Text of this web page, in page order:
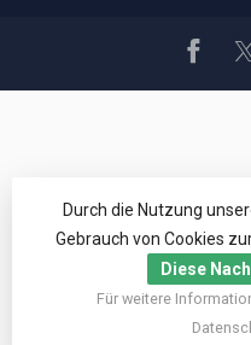
© Copyright 1994 -
Durch die Nutzung
Gebrauch von Cookies
Diese
Für weitere